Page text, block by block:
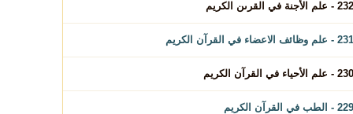
232 - علم الأجنة في القرىن الكريم
231 - علم وظائف الاعضاء في القرآن الكريم
230 - علم الأحياء في القرآن الكريم
229 - الطب في القرآن الكريم